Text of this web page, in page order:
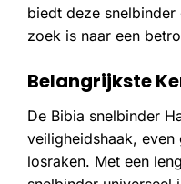
biedt deze snelbinder
zoek is naar een
Belangrijkste
De Bibia snelbinder
veiligheidshaak,
losraken. Met een